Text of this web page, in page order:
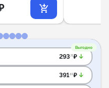
Выгодно
293.71₽ arrow_downward_alt
391.61₽ arrow_downward_alt